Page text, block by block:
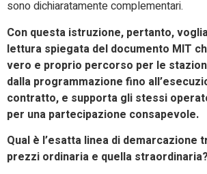
sono dichiaratamente complementari.
Con questa istruzione, pertanto,
lettura spiegata del documento MIT
vero e proprio percorso per le
dalla programmazione fino
contratto, e supporta gli stessi
per una partecipazione consapevole.
Qual è l’esatta linea di demarcazione
prezzi ordinaria e quella straordinaria?